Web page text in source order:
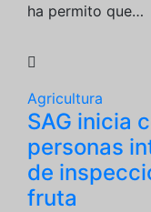
ha permito que…
Agricultura
SAG inicia
personas
de
fruta